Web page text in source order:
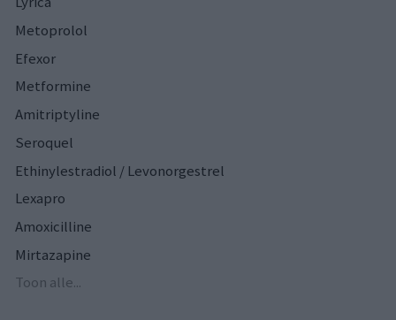
Metoprolol
Efexor
Metformine
Amitriptyline
Seroquel
Ethinylestradiol / Levonorgestrel
Lexapro
Amoxicilline
Mirtazapine
Toon alle...